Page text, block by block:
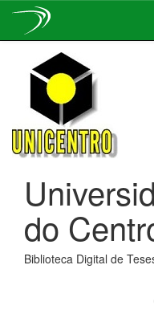
navigation
do
Biblioteca Digital de